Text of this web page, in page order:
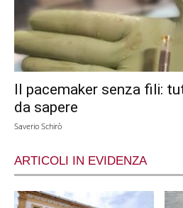
Il pacemaker senza fili:
da sapere
Saverio Schirò
ARTICOLI IN EVIDENZA